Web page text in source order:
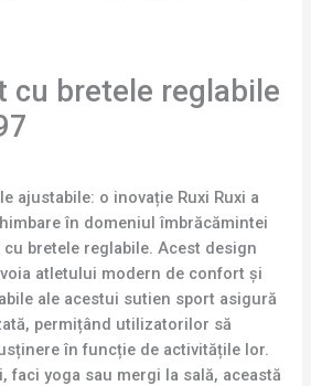
cu bretele reglabile
ajustabile: o inovație Ruxi Ruxi a
în domeniul îmbrăcămintei
bretele reglabile. Acest design
atletului modern de confort și
ale acestui sutien sport asigură
permițând utilizatorilor să
în funcție de activitățile lor.
faci yoga sau mergi la sală, această